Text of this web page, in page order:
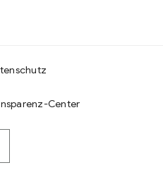
Center